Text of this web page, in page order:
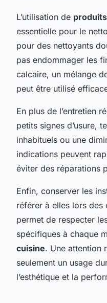
L’utilisation de
essentielle pour le
pour des nettoyants
pas endommager les
calcaire, un mélange
peut être utilisé
En plus de l’entretien
petits signes d’usure,
inhabituels ou une
indications peuvent
éviter des réparations
Enfin, conserver les
référer à elles lors des
permet de respecter
spécifiques à chaque
cuisine. Une attention
seulement un usage
l’esthétique et la